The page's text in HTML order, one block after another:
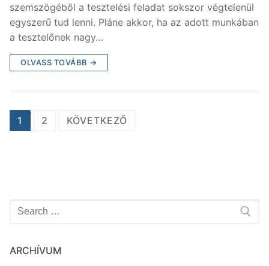
szemszögéből a tesztelési feladat sokszor végtelenül
egyszerű tud lenni. Pláne akkor, ha az adott munkában
a tesztelőnek nagy…
OLVASS TOVÁBB →
Bejegyzés
1 2 KÖVETKEZŐ
Keresése:
ARCHÍVUM